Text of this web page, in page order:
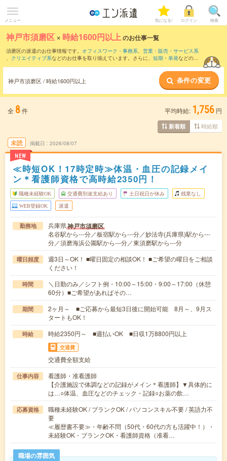
メニュー 気になる! ログイン 検索
神戸市須磨区 × 時給1600円以上のお仕事一覧
須磨区の派遣のお仕事情報です。 オフィスワーク・事務系、 営業・販売・サービス系
、 クリエイティブ系などのお仕事を取り揃えています。さらに、 短期 ・ 単発などの期
神戸市須磨区 / 時給1600円以上 条件の変更
全 8件 平均時給: 1,756 円
新着順 時給順
未読
NEW
掲載日 2026/08/07
≪時短OK！17時定時≫体温・血圧の記録メイ
ン＊看護師資格で高時給2350円！
職種未経験OK 交通費別途支給あり 土日祝日が休み 残業なし
WEB登録OK 派遣
勤務地 兵庫県神戸市須磨区
名谷駅から---分／板宿駅から---分／妙法寺(兵庫県)駅から---
分／須磨海浜公園駅から---分／東須磨駅から---分
曜日頻度
週3日～OK！ ■曜日固定の相談OK！ ■ご希望の曜日をご相談
ください！
時間
＼日勤のみ／シフト例・10:00～15:00・9:00～17:00（休憩
60分）■ご希望があればその…
期間
2ヶ月～ ■ご応募から最短3日後に開始可能 8月～、9月ス
タートもOK！
時給 時給2350円～ ■週払いOK ■日収1万8800円以上
交通費
交通費全額支給
仕事内容
看護師・准看護師
【介護施設で体調などの記録がメイン＊看護師】▼具体的に
は…○体温、血圧などのチェック・記録○お薬の飲…
応募資格
職種未経験OK / ブランクOK / パソコンスキル不要 / 英語力不
要
≪履歴書不要≫・年齢不問（50代・60代の方も活躍中！）・
未経験OK・ブランクOK・看護師資格（准看…
職場の雰囲気